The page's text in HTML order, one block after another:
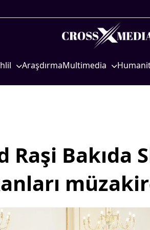
AraşdırmaMultimedia
Səhiyyə
Turizm
Bakıda